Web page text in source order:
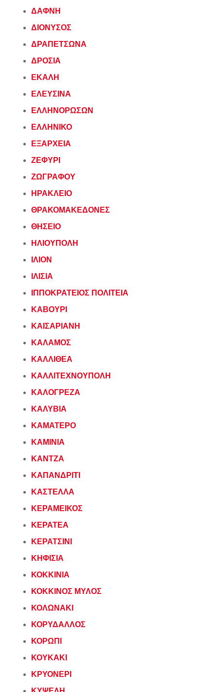
ΔΑΦΝΗ
ΔΙΟΝΥΣΟΣ
ΔΡΑΠΕΤΣΩΝΑ
ΔΡΟΣΙΑ
ΕΚΑΛΗ
ΕΛΕΥΣΙΝΑ
ΕΛΛΗΝΟΡΩΣΩΝ
ΕΛΛΗΝΙΚΟ
ΕΞΑΡΧΕΙΑ
ΖΕΦΥΡΙ
ΖΩΓΡΑΦΟΥ
ΗΡΑΚΛΕΙΟ
ΘΡΑΚΟΜΑΚΕΔΟΝΕΣ
ΘΗΣΕΙΟ
ΗΛΙΟΥΠΟΛΗ
ΙΛΙΟΝ
ΙΛΙΣΙΑ
ΙΠΠΟΚΡΑΤΕΙΟΣ ΠΟΛΙΤΕΙΑ
ΚΑΒΟΥΡΙ
ΚΑΙΣΑΡΙΑΝΗ
ΚΑΛΑΜΟΣ
ΚΑΛΛΙΘΕΑ
ΚΑΛΛΙΤΕΧΝΟΥΠΟΛΗ
ΚΑΛΟΓΡΕΖΑ
ΚΑΛΥΒΙΑ
ΚΑΜΑΤΕΡΟ
ΚΑΜΙΝΙΑ
ΚΑΝΤΖΑ
ΚΑΠΑΝΔΡΙΤΙ
ΚΑΣΤΕΛΛΑ
ΚΕΡΑΜΕΙΚΟΣ
ΚΕΡΑΤΕΑ
ΚΕΡΑΤΣΙΝΙ
ΚΗΦΙΣΙΑ
ΚΟΚΚΙΝΙΑ
ΚΟΚΚΙΝΟΣ ΜΥΛΟΣ
ΚΟΛΩΝΑΚΙ
ΚΟΡΥΔΑΛΛΟΣ
ΚΟΡΩΠΙ
ΚΟΥΚΑΚΙ
ΚΡΥΟΝΕΡΙ